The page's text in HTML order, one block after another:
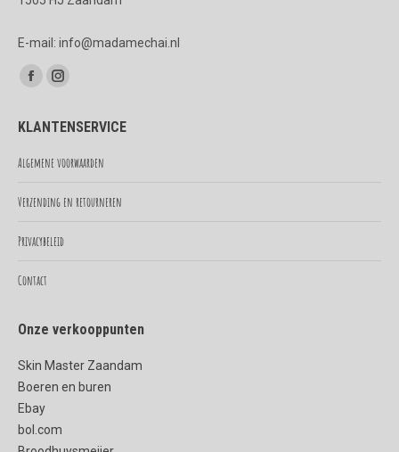
E-mail: info@madamechai.nl
Vind ons op:
Facebook
opens
window
Instagram
opens
window
KLANTENSERVICE
Algemene voorwaarden
Verzending en retourneren
Privacybeleid
Contact
Onze verkooppunten
Skin Master Zaandam
Boeren en buren
Ebay
bol.com